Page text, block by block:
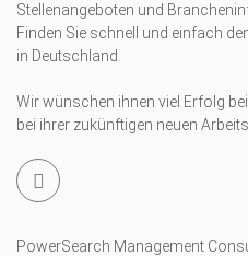
Stellenangeboten und
Finden Sie schnell und einfach
in Deutschland.
Wir wünschen ihnen viel Erfolg
bei ihrer zukünftigen neuen
PowerSearch Management